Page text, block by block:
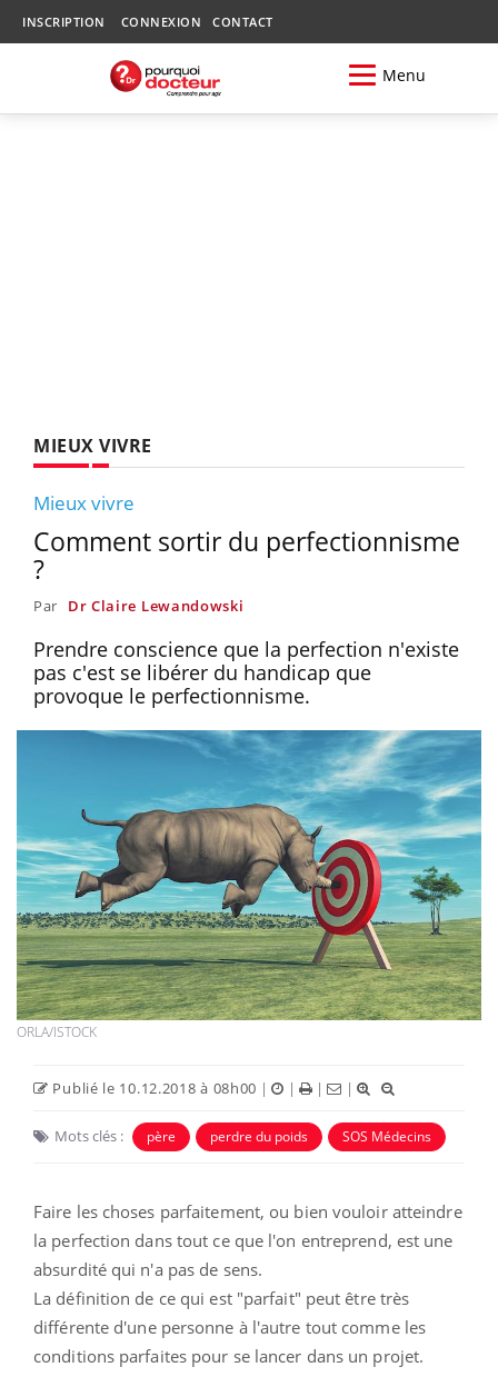
INSCRIPTION CONNEXION CONTACT
Menu
MIEUX VIVRE
Mieux vivre
Comment sortir du perfectionnisme
?
Par Dr Claire Lewandowski
Prendre conscience que la perfection n'existe
pas c'est se libérer du handicap que
provoque le perfectionnisme.
ORLA/ISTOCK
Publié le 10.12.2018 à 08h00 | | | |
Mots clés : père perdre du poids SOS Médecins
Faire les choses parfaitement, ou bien vouloir atteindre
la perfection dans tout ce que l'on entreprend, est une
absurdité qui n'a pas de sens.
La définition de ce qui est "parfait" peut être très
différente d'une personne à l'autre tout comme les
conditions parfaites pour se lancer dans un projet.